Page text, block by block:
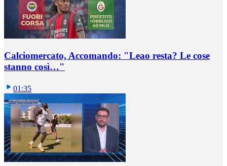
Calciomercato, Accomando: "Leao resta? Le cose
stanno così…"
01:35